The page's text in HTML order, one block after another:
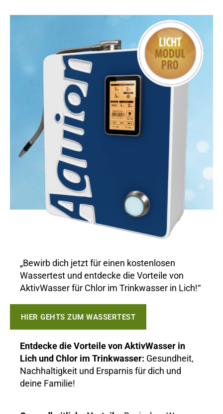
„Bewirb dich jetzt für einen kostenlosen
Wassertest und entdecke die Vorteile von
AktivWasser für Chlor im Trinkwasser in Lich!“
HIER GEHTS ZUM WASSERTEST
Entdecke die Vorteile von AktivWasser in
Lich und Chlor im Trinkwasser: Gesundheit,
Nachhaltigkeit und Ersparnis für dich und
deine Familie!